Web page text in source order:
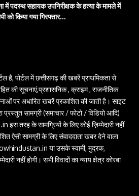
में पदस्थ सहायक उपनिरीक्षक के हत्या के मामले में
को किया गया गिरफ्तार…
है, पोर्टल में छत्तीसगढ़ की खबरें प्राथमिकता से
की सूचनाएं,प्रशासनिक , क्राइम , राजनीतिक
पर अधारित खबरें प्रकाशित की जाती है। साइट
प्रस्तुत सामग्री (समाचार / फोटो / विडियो आदि)
इस तरह के सामग्रियों के लिए कोई ज़िम्मेदारी नहीं
ऐसी सामग्री के लिए संवाददाता खबर देने वाला
या उसके स्वामी, मुद्रक,
नहीं होगी। सभी विवादों का न्याय क्षेत्र कोरबा